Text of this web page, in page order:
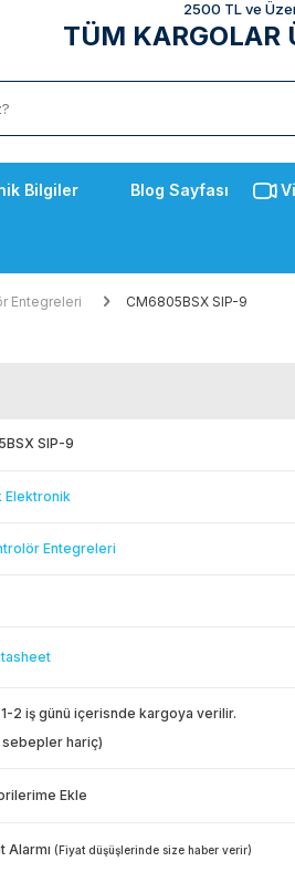
2500 TL ve
TÜM KARGOLAR
Bilgiler Blog Sayfası
Entegreleri CM6805BSX SIP-9
SIP-9
Elektronik
Entegreleri
1-2 iş günü içerisnde kargoya verilir.
hariç)
Ekle
Alarmı (Fiyat düşüşlerinde size haber verir)